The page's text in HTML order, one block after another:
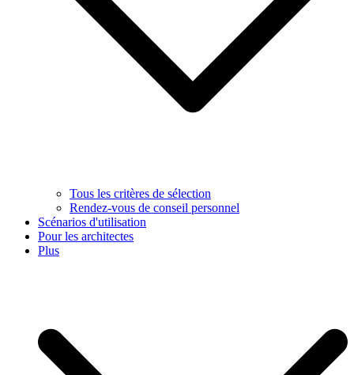
Tous les critères de sélection
Rendez-vous de conseil personnel
Scénarios d'utilisation
Pour les architectes
Plus